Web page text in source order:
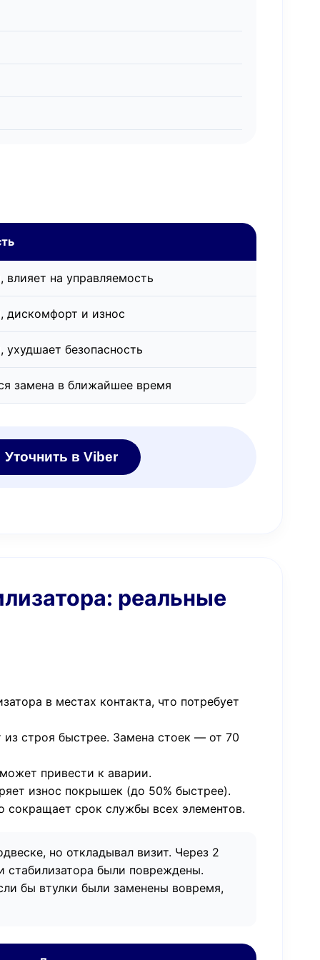
влияет на управляемость
дискомфорт и износ
ухудшает безопасность
замена в ближайшее время
Уточнить в Viber
реальные
в местах контакта, что потребует
строя быстрее. Замена стоек — от 70
привести к аварии.
износ покрышек (до 50% быстрее).
сокращает срок службы всех элементов.
но откладывал визит. Через 2
стабилизатора были повреждены.
бы втулки были заменены вовремя,